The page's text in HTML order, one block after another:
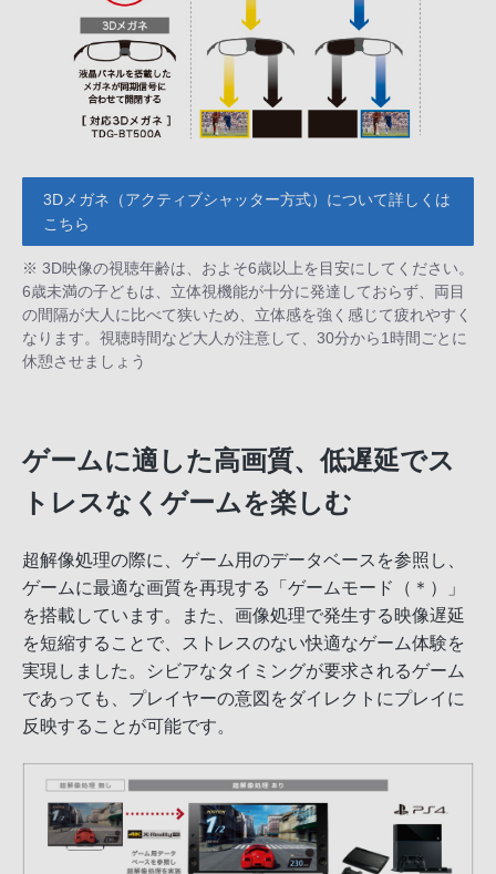
3Dメガネ（アクティブシャッター方式）について詳しくは
こちら
※ 3D映像の視聴年齢は、およそ6歳以上を目安にしてください。
6歳未満の子どもは、立体視機能が十分に発達しておらず、両目
の間隔が大人に比べて狭いため、立体感を強く感じて疲れやすく
なります。視聴時間など大人が注意して、30分から1時間ごとに
休憩させましょう
ゲームに適した高画質、低遅延でス
トレスなくゲームを楽しむ
超解像処理の際に、ゲーム用のデータベースを参照し、
ゲームに最適な画質を再現する「ゲームモード（＊）」
を搭載しています。また、画像処理で発生する映像遅延
を短縮することで、ストレスのない快適なゲーム体験を
実現しました。シビアなタイミングが要求されるゲーム
であっても、プレイヤーの意図をダイレクトにプレイに
反映することが可能です。